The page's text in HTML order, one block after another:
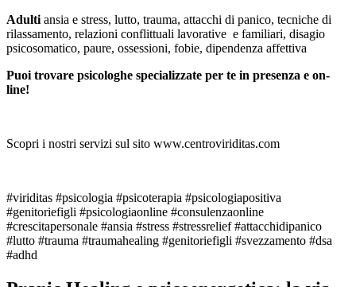
Adulti ansia e stress, lutto, trauma, attacchi di panico, tecniche di
rilassamento, relazioni conflittuali lavorative e familiari, disagio
psicosomatico, paure, ossessioni, fobie, dipendenza affettiva
Puoi trovare psicologhe specializzate per te in presenza e on-
line!
Scopri i nostri servizi sul sito www.centroviriditas.com
#viriditas #psicologia #psicoterapia #psicologiapositiva
#genitoriefigli #psicologiaonline #consulenzaonline
#crescitapersonale #ansia #stress #stressrelief #attacchidipanico
#lutto #trauma #traumahealing #genitoriefigli #svezzamento #dsa
#adhd